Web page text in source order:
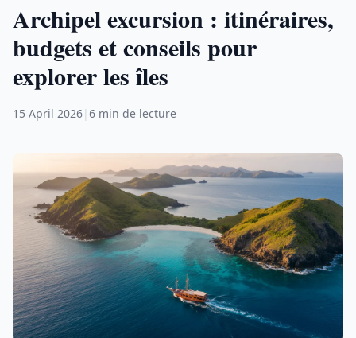
Archipel excursion : itinéraires,
budgets et conseils pour
explorer les îles
15 April 2026| 6 min de lecture